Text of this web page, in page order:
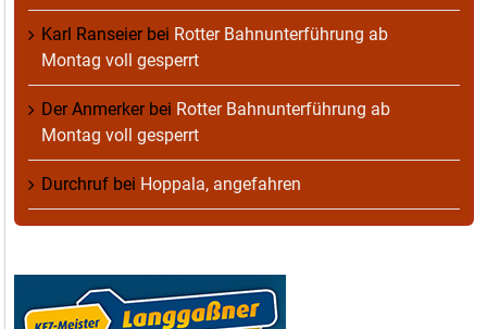
Karl Ranseierbei Rotter Bahnunterführung ab
Montag voll gesperrt
Der Anmerkerbei Rotter Bahnunterführung ab
Montag voll gesperrt
Durchruf bei Hoppala, angefahren